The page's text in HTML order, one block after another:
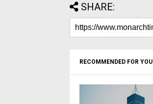
SHARE:
RECOMMENDED FOR YOU